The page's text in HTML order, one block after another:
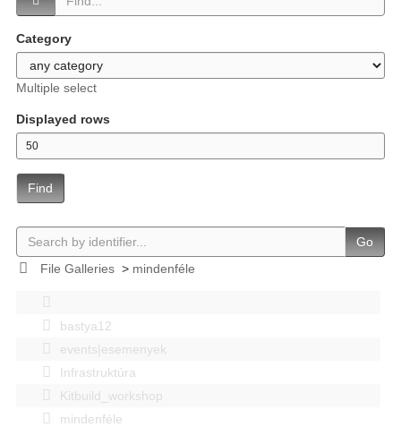
Category
Multiple select
Displayed rows
Find
Go
File Galleries> mindenféle
bastya12
events|esemenyek
Infrastruktúra
Kitbuild_workshop
mindenféle